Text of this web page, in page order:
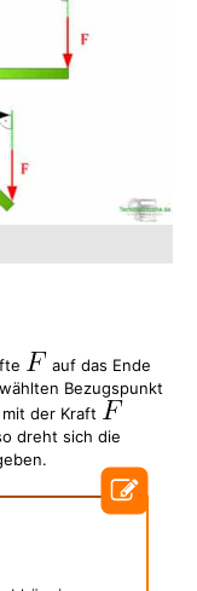
auf das Ende
Bezugspunkt
der Kraft
dreht sich die